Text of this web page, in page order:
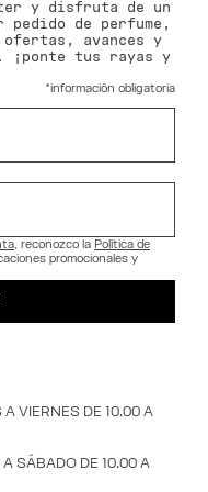
y disfruta de un
pedido de perfume,
ofertas, avances y
¡ponte tus rayas y
*información obligatoria
, reconozco la Política de
promocionales y
A VIERNES DE 10.00 A
SÁBADO DE 10.00 A